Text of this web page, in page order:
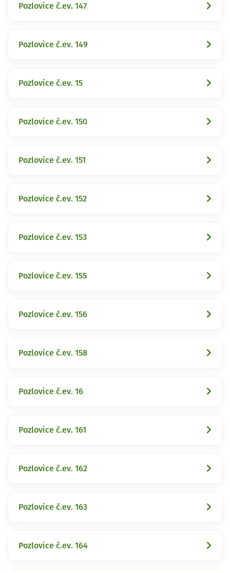
Pozlovice č.ev. 147
Pozlovice č.ev. 149
Pozlovice č.ev. 15
Pozlovice č.ev. 150
Pozlovice č.ev. 151
Pozlovice č.ev. 152
Pozlovice č.ev. 153
Pozlovice č.ev. 155
Pozlovice č.ev. 156
Pozlovice č.ev. 158
Pozlovice č.ev. 16
Pozlovice č.ev. 161
Pozlovice č.ev. 162
Pozlovice č.ev. 163
Pozlovice č.ev. 164